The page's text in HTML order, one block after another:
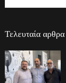
Τελευταία αρθρα